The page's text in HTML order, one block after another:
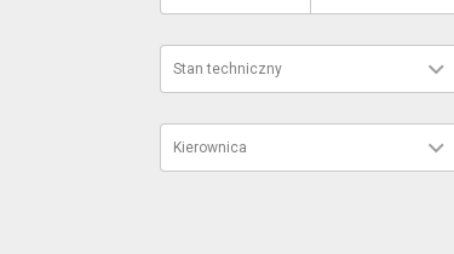
Stan techniczny
Kierownica